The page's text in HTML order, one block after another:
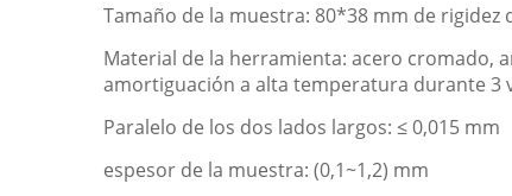
Tamaño de la muestra: 80*38 mm de rigidez
Material de la herramienta: acero cromado,
amortiguación a alta temperatura durante 3
Paralelo de los dos lados largos: ≤ 0,015 mm
espesor de la muestra: (0,1~1,2) mm